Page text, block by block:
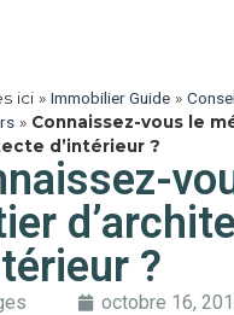
ici » Immobilier Guide»
» Connaissez-vous le
d’intérieur ?
?
octobre 16,